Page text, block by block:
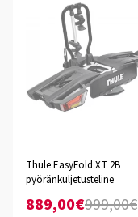
Thule EasyFold XT 2B
pyöränkuljetusteline
889,00€999,00€